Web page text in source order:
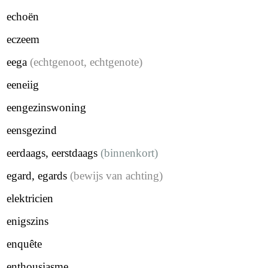
echoën
eczeem
eega (echtgenoot, echtgenote)
eeneiig
eengezinswoning
eensgezind
eerdaags, eerstdaags (binnenkort)
egard, egards (bewijs van achting)
elektricien
enigszins
enquête